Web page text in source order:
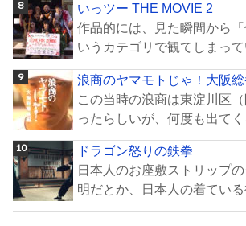
いっツー THE MOVIE 2
作品的には、見た瞬間から
いうカテゴリで観てしまっ
浪商のヤマモトじゃ！大阪
この当時の浪商は東淀川区
ったらしいが、何度も出て
ドラゴン怒りの鉄拳
日本人のお座敷ストリップ
明だとか、日本人の着てい